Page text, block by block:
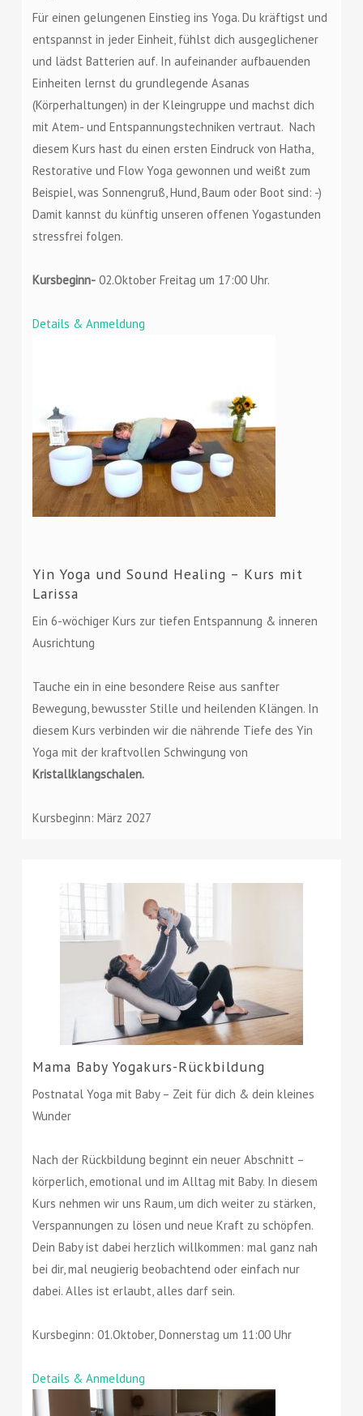
Für einen gelungenen Einstieg ins Yoga. Du kräftigst und
entspannst in jeder Einheit, fühlst dich ausgeglichener
und lädst Batterien auf. In aufeinander aufbauenden
Einheiten lernst du grundlegende Asanas
(Körperhaltungen) in der Kleingruppe und machst dich
mit Atem- und Entspannungstechniken vertraut. Nach
diesem Kurs hast du einen ersten Eindruck von Hatha,
Restorative und Flow Yoga gewonnen und weißt zum
Beispiel, was Sonnengruß, Hund, Baum oder Boot sind: -)
Damit kannst du künftig unseren offenen Yogastunden
stressfrei folgen.
Kursbeginn- 02.Oktober Freitag um 17:00 Uhr.
Details & Anmeldung
Yin Yoga und Sound Healing – Kurs mit
Larissa
Ein 6-wöchiger Kurs zur tiefen Entspannung & inneren
Ausrichtung
Tauche ein in eine besondere Reise aus sanfter
Bewegung, bewusster Stille und heilenden Klängen. In
diesem Kurs verbinden wir die nährende Tiefe des Yin
Yoga mit der kraftvollen Schwingung von
Kristallklangschalen.
Kursbeginn: März 2027
Mama Baby Yogakurs-Rückbildung
Postnatal Yoga mit Baby – Zeit für dich & dein kleines
Wunder
Nach der Rückbildung beginnt ein neuer Abschnitt –
körperlich, emotional und im Alltag mit Baby. In diesem
Kurs nehmen wir uns Raum, um dich weiter zu stärken,
Verspannungen zu lösen und neue Kraft zu schöpfen.
Dein Baby ist dabei herzlich willkommen: mal ganz nah
bei dir, mal neugierig beobachtend oder einfach nur
dabei. Alles ist erlaubt, alles darf sein.
Kursbeginn: 01.Oktober, Donnerstag um 11:00 Uhr
Details & Anmeldung